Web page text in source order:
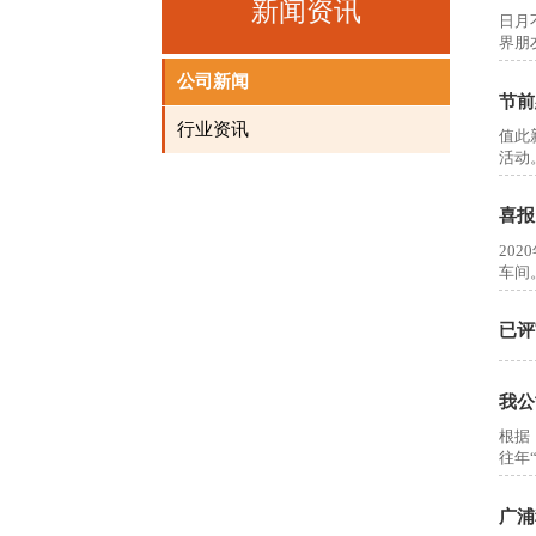
新闻资讯
公司新闻
行业资讯
日
界朋
节
值此
活动
喜
车间
已
我
根据
往年
广